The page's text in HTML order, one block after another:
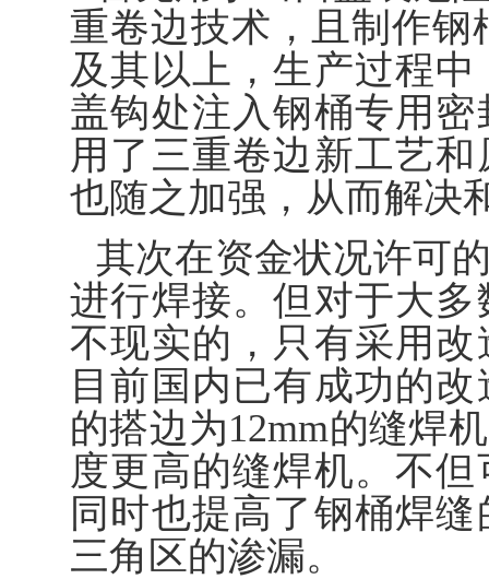
重卷边技术，且制作钢
及其以上，生产过程
盖钩处注入钢桶专用
用了三重卷边新工艺
也随之加强，从而解决
其次在资金状况许可
进行焊接。但对于大
不现实的，只有采用
目前国内已有成功的
的搭边为12mm的缝焊
度更高的缝焊机。不
同时也提高了钢桶焊
三角区的渗漏。